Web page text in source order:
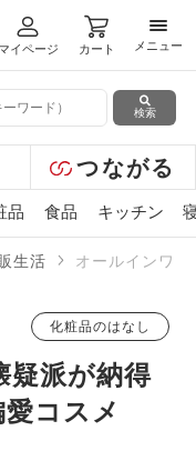
マイページ カート
メ
メニュー
検索
つながる
品 食品 キッチン
生活 オールインワ
化粧品のはなし
疑派が納得
コスメ